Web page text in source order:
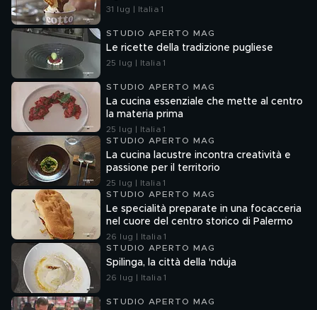
31 lug | Italia 1
STUDIO APERTO MAG
Le ricette della tradizione pugliese
25 lug | Italia 1
STUDIO APERTO MAG
La cucina essenziale che mette al centro
la materia prima
25 lug | Italia 1
STUDIO APERTO MAG
La cucina lacustre incontra creatività e
passione per il territorio
25 lug | Italia 1
STUDIO APERTO MAG
Le specialità preparate in una focacceria
nel cuore del centro storico di Palermo
26 lug | Italia 1
STUDIO APERTO MAG
Spilinga, la città della 'nduja
26 lug | Italia 1
STUDIO APERTO MAG